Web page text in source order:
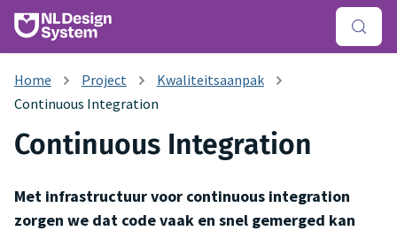
Project
Kwaliteitsaanpak
Continuous Integration
Continuous Integration
Met infrastructuur voor continuous integration
zorgen we dat code vaak en snel gemerged kan